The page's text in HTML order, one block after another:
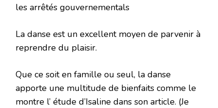
les arrêtés gouvernementals
La danse est un excellent moyen de parvenir à
reprendre du plaisir.
Que ce soit en famille ou seul, la danse
apporte une multitude de bienfaits comme le
montre l’ étude d’Isaline dans son article. (Je